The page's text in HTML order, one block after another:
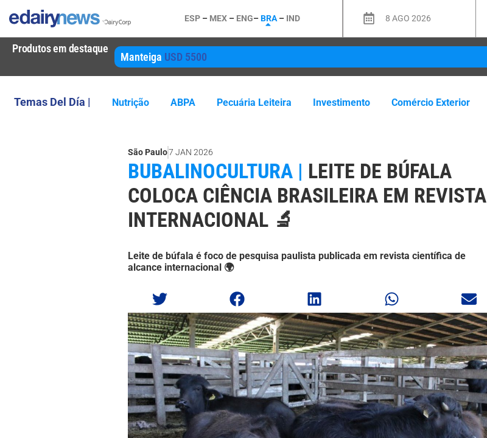
ESP – MEX – ENG–BRA – IND 8 AGO 2026
Produtos em destaque
Manteiga USD 5500
Temas Del Día | Nutrição ABPA Pecuária Leiteira Investimento Comércio Exterior
São Paulo7 JAN 2026
BUBALINOCULTURA | LEITE DE BÚFALA
COLOCA CIÊNCIA BRASILEIRA EM REVISTA
INTERNACIONAL 🔬
Leite de búfala é foco de pesquisa paulista publicada em revista científica de
alcance internacional 🌍